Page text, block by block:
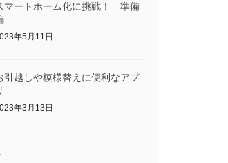
マートホーム化に挑戦！ 準備
年5月11日
引越しや模様替えに便利なアプ
年3月13日